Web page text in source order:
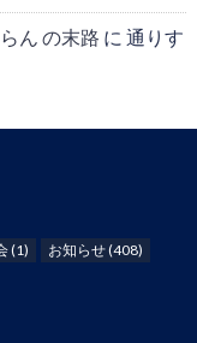
ん の末路 に 通りす
(1) お知らせ(408)